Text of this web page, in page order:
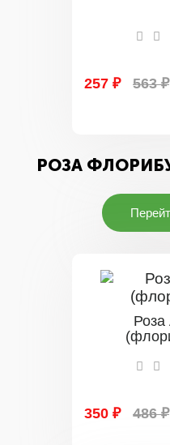
257 ₽ 563 ₽
РОЗА
350 ₽ 486 ₽